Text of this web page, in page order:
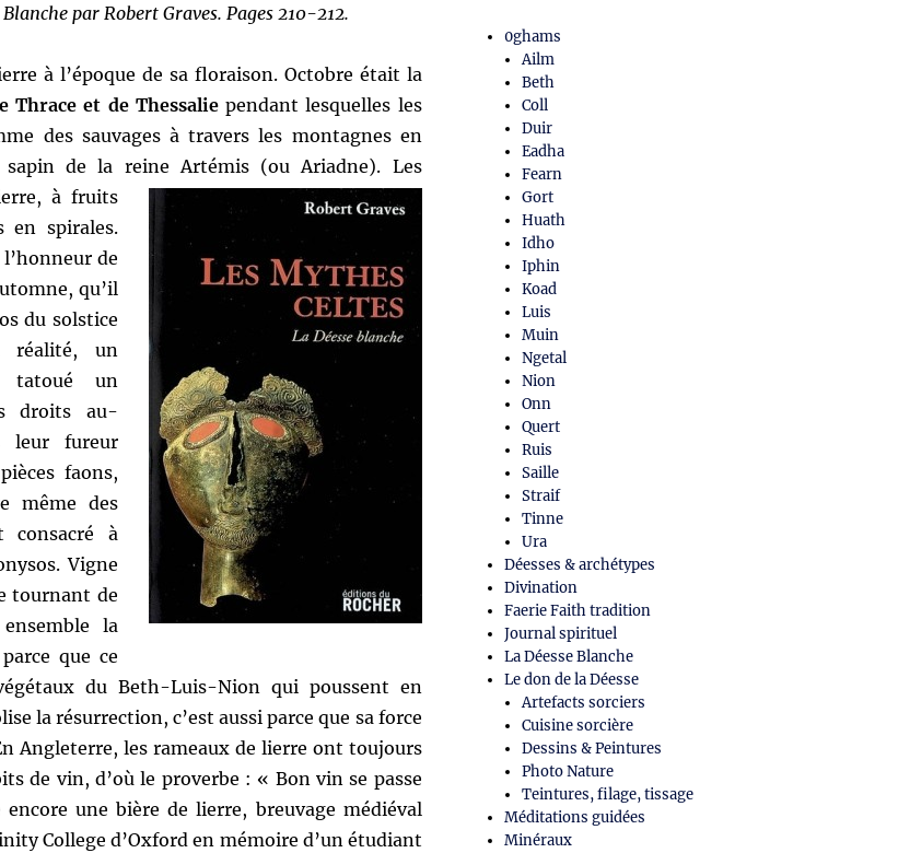
par Robert Graves. Pages 210-212.
à l’époque de sa floraison. Octobre était la
Thrace et de Thessaliependant lesquelles les
des sauvages à travers les montagnes en
de la reine Artémis (ou Ariadne). Les
à fruits
en spirales.
de
qu’il
du solstice
réalité, un
tatoué un
droits au-
leur fureur
faons,
même des
consacré à
Vigne
tournant de
la
que ce
du Beth-Luis-Nion qui poussent en
la résurrection, c’est aussi parce que sa force
Angleterre, les rameaux de lierre ont toujours
de vin, d’où le proverbe : « Bon vin se passe
une bière de lierre, breuvage médiéval
College d’Oxford en mémoire d’un étudiant
0ghams
Ailm
Beth
Coll
Duir
Eadha
Fearn
Gort
Huath
Idho
Iphin
Koad
Luis
Muin
Ngetal
Nion
Onn
Quert
Ruis
Saille
Straif
Tinne
Ura
Déesses & archétypes
Divination
Faerie Faith tradition
Journal spirituel
La Déesse Blanche
Le don de la Déesse
Artefacts sorciers
Cuisine sorcière
Dessins & Peintures
Photo Nature
Teintures, filage, tissage
Méditations guidées
Minéraux